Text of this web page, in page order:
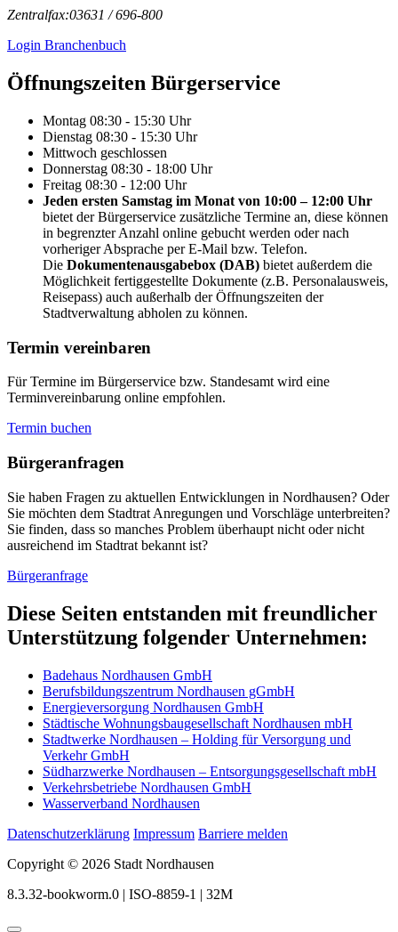
Zentralfax:03631 / 696-800
Login Branchenbuch
Öffnungs­zeiten Bürgerservice
Montag 08:30 - 15:30 Uhr
Dienstag 08:30 - 15:30 Uhr
Mittwoch geschlossen
Donnerstag 08:30 - 18:00 Uhr
Freitag 08:30 - 12:00 Uhr
Jeden ersten Samstag im Monat von 10:00 – 12:00 Uhr
bietet der Bürgerservice zusätzliche Termine an, diese können
in begrenzter Anzahl online gebucht werden oder nach
vorheriger Absprache per E-Mail bzw. Telefon.
Die Dokumentenausgabebox (DAB) bietet außerdem die
Möglichkeit fertiggestellte Dokumente (z.B. Personalausweis,
Reisepass) auch außerhalb der Öffnungszeiten der
Stadtverwaltung abholen zu können.
Termin vereinbaren
Für Termine im Bürgerservice bzw. Standesamt wird eine
Terminvereinbarung online empfohlen.
Termin buchen
Bürger­anfragen
Sie haben Fragen zu aktuellen Entwicklungen in Nordhausen? Oder
Sie möchten dem Stadtrat Anregungen und Vorschläge unterbreiten?
Sie finden, dass so manches Problem überhaupt nicht oder nicht
ausreichend im Stadtrat bekannt ist?
Bürgeranfrage
Diese Seiten entstanden mit freundlicher
Unterstützung folgender Unternehmen:
Badehaus Nordhausen GmbH
Berufsbildungszentrum Nordhausen gGmbH
Energieversorgung Nordhausen GmbH
Städtische Wohnungsbaugesellschaft Nordhausen mbH
Stadtwerke Nordhausen – Holding für Versorgung und
Verkehr GmbH
Südharzwerke Nordhausen – Entsorgungsgesellschaft mbH
Verkehrsbetriebe Nordhausen GmbH
Wasserverband Nordhausen
Datenschutzerklärung Impressum Barriere melden
Copyright © 2026 Stadt Nordhausen
8.3.32-bookworm.0 | ISO-8859-1 | 32M